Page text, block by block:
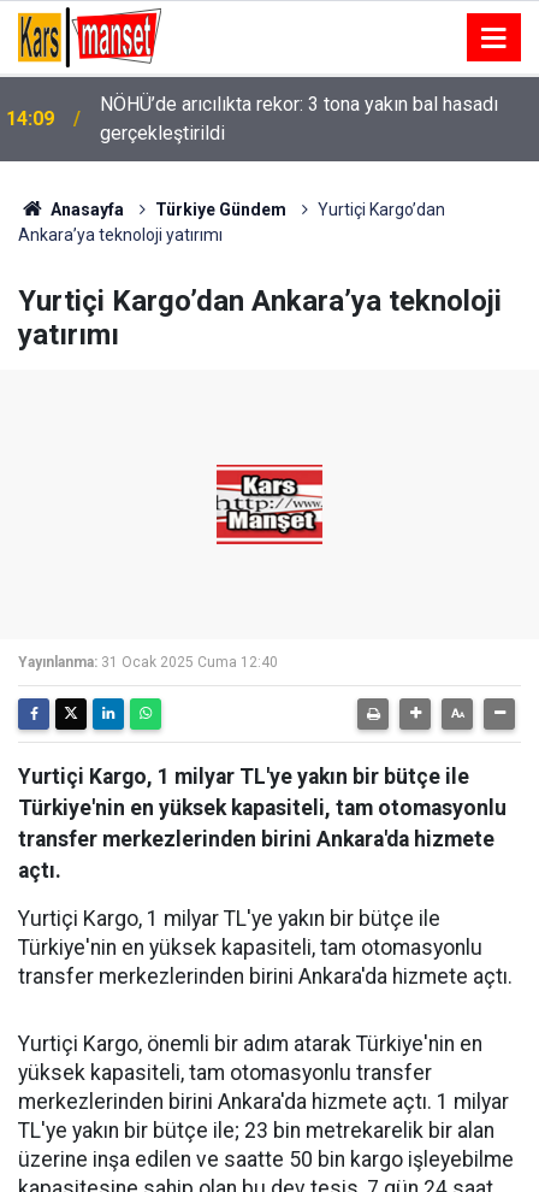
14:09
NÖHÜ’de arıcılıkta rekor: 3 tona yakın bal hasadı
gerçekleştirildi
Anasayfa Türkiye Gündem
Yurtiçi Kargo’dan
Ankara’ya teknoloji yatırımı
Yurtiçi Kargo’dan Ankara’ya teknoloji
yatırımı
Yayınlanma: 31 Ocak 2025 Cuma 12:40
Yurtiçi Kargo, 1 milyar TL'ye yakın bir bütçe ile
Türkiye'nin en yüksek kapasiteli, tam otomasyonlu
transfer merkezlerinden birini Ankara'da hizmete
açtı.
Yurtiçi Kargo, 1 milyar TL'ye yakın bir bütçe ile
Türkiye'nin en yüksek kapasiteli, tam otomasyonlu
transfer merkezlerinden birini Ankara'da hizmete açtı.
Yurtiçi Kargo, önemli bir adım atarak Türkiye'nin en
yüksek kapasiteli, tam otomasyonlu transfer
merkezlerinden birini Ankara'da hizmete açtı. 1 milyar
TL'ye yakın bir bütçe ile; 23 bin metrekarelik bir alan
üzerine inşa edilen ve saatte 50 bin kargo işleyebilme